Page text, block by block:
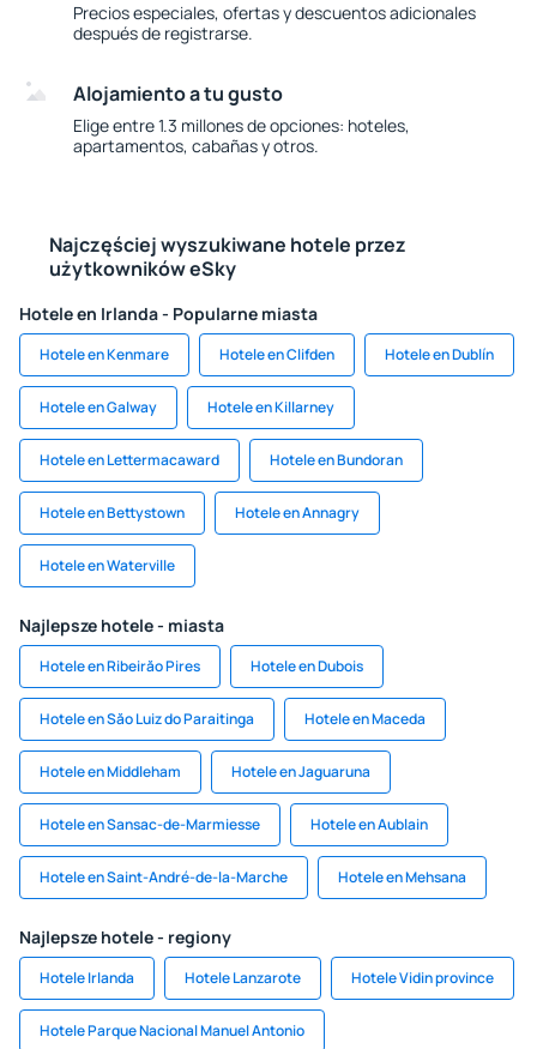
Precios especiales, ofertas y descuentos adicionales
después de registrarse.
Alojamiento a tu gusto
Elige entre 1.3 millones de opciones: hoteles,
apartamentos, cabañas y otros.
Najczęściej wyszukiwane hotele przez
użytkowników eSky
Hotele en Irlanda - Popularne miasta
Hotele en Kenmare Hotele en Clifden Hotele en Dublín
Hotele en Galway Hotele en Killarney
Hotele en Lettermacaward Hotele en Bundoran
Hotele en Bettystown Hotele en Annagry
Hotele en Waterville
Najlepsze hotele - miasta
Hotele en Ribeirăo Pires Hotele en Dubois
Hotele en Săo Luiz do Paraitinga Hotele en Maceda
Hotele en Middleham Hotele en Jaguaruna
Hotele en Sansac-de-Marmiesse Hotele en Aublain
Hotele en Saint-André-de-la-Marche Hotele en Mehsana
Najlepsze hotele - regiony
Hotele Irlanda Hotele Lanzarote Hotele Vidin province
Hotele Parque Nacional Manuel Antonio